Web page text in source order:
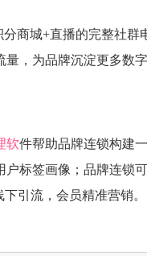
商城+直播的完整社群
，为品牌沉淀更多数字
软件帮助品牌连锁构建
标签画像；品牌连锁
引流，会员精准营销。